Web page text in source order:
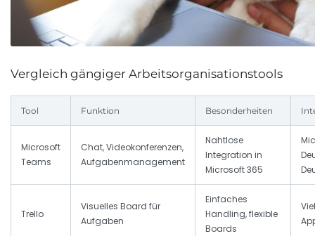
Vergleich gängiger Arbeitsorganisationstools
Tool Funktion Besonderheiten
Microsoft
Teams
Chat, Videokonferenzen,
Aufgabenmanagement
Nahtlose
Integration in
Microsoft 365
Trello
Visuelles Board für
Aufgaben
Einfaches
Handling, flexible
Boards